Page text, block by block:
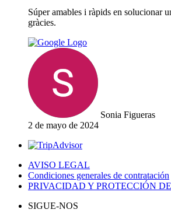
Súper amables i ràpids en solucionar
gràcies.
Sonia Figueras
2 de mayo de 2024
AVISO LEGAL
Condiciones generales de contratación
PRIVACIDAD Y PROTECCIÓN
SIGUE-NOS